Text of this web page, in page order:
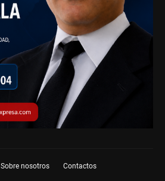
Sobre nosotros Contactos